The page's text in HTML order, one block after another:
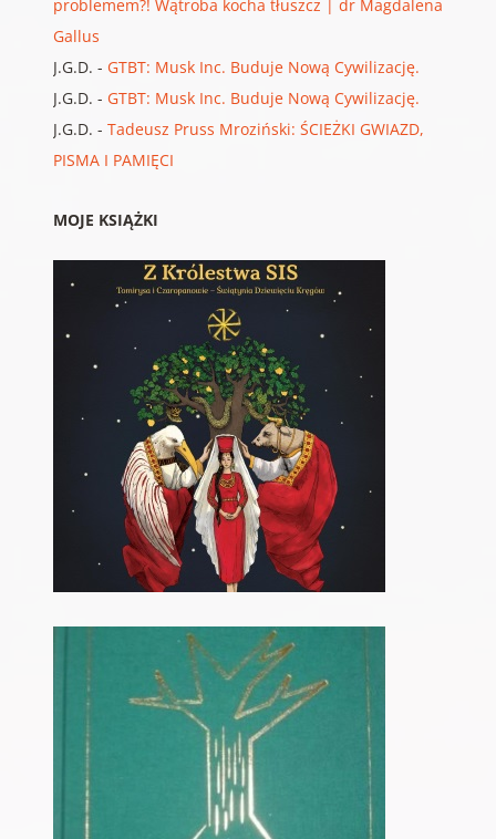
problemem?! Wątroba kocha tłuszcz | dr Magdalena
Gallus
J.G.D. - GTBT: Musk Inc. Buduje Nową Cywilizację.
J.G.D. - GTBT: Musk Inc. Buduje Nową Cywilizację.
J.G.D. - Tadeusz Pruss Mroziński: ŚCIEŻKI GWIAZD,
PISMA I PAMIĘCI
MOJE KSIĄŻKI